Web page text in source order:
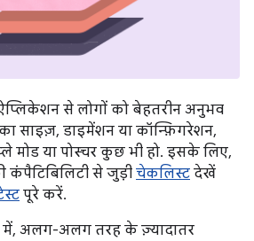
से लोगों को बेहतरीन अनुभव
साइज़, डाइमेंशन या कॉन्फ़िगरेशन,
मोड या पोस्चर कुछ भी हो. इसके लिए,
कंपैटिबिलिटी से जुड़ी चेकलिस्ट देखें
पूरे करें.
अलग-अलग तरह के ज़्यादातर